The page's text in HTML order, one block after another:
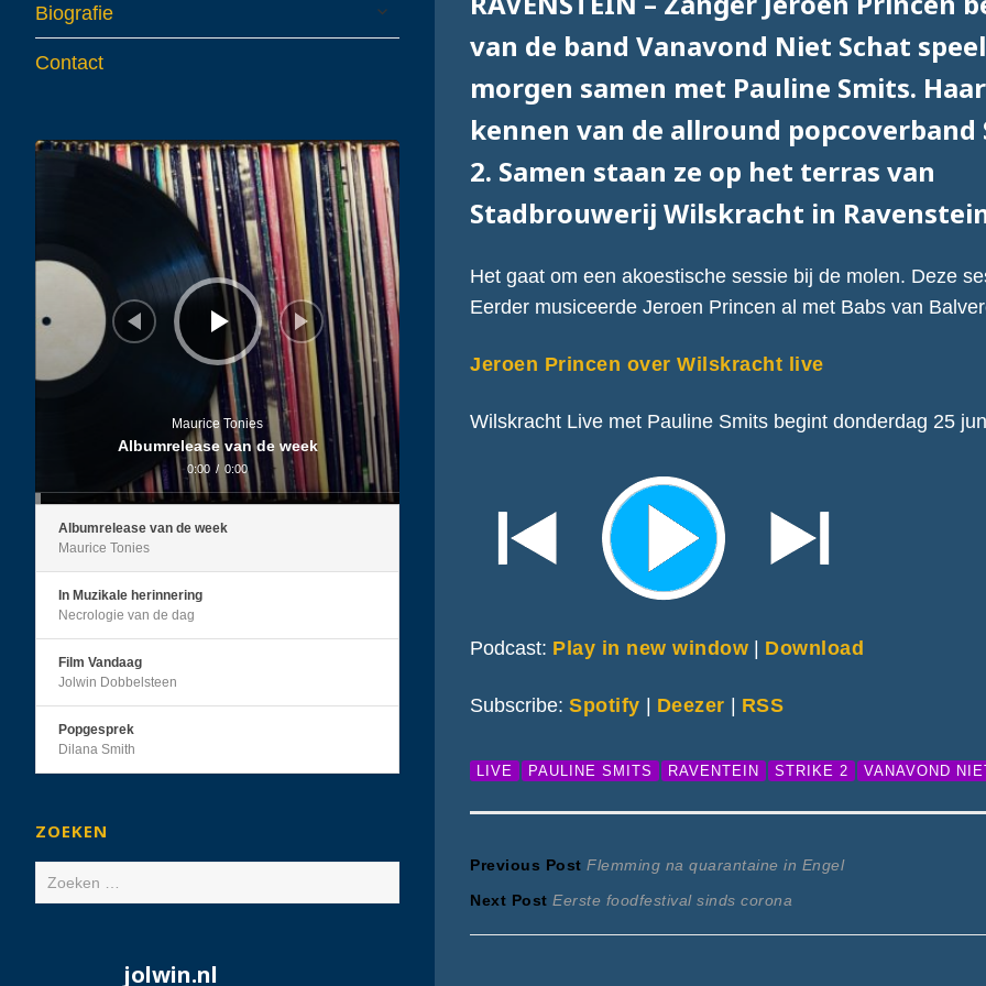
Biografie
child
menu
Contact
Audiospeler
Maurice Tonies
Albumrelease van de week
0:00 / 0:00
Albumrelease van de week
Maurice Tonies
In Muzikale herinnering
Necrologie van de dag
Film Vandaag
Jolwin Dobbelsteen
Popgesprek
Dilana Smith
ZOEKEN
Zoeken
naar:
jolwin.nl
van de band Vanavond Niet Schat
morgen samen met Pauline Smits.
kennen van de allround popcoverband
2. Samen staan ze op het terras van
Stadbrouwerij Wilskracht in
Het gaat om een akoestische sessie bij de molen. Deze
Eerder musiceerde Jeroen Princen al met Babs van
Jeroen Princen over Wilskracht live
Wilskracht Live met Pauline Smits begint donderdag 25
Podcast: Play in new window | Download
Subscribe:Spotify | Deezer | RSS
LIVE PAULINE SMITS RAVENTEIN STRIKE 2 VANAVOND
Bericht
navigatie
Previous Post Previous
post:
Flemming na quarantaine in Engel
Next Post Next
post:
Eerste foodfestival sinds corona